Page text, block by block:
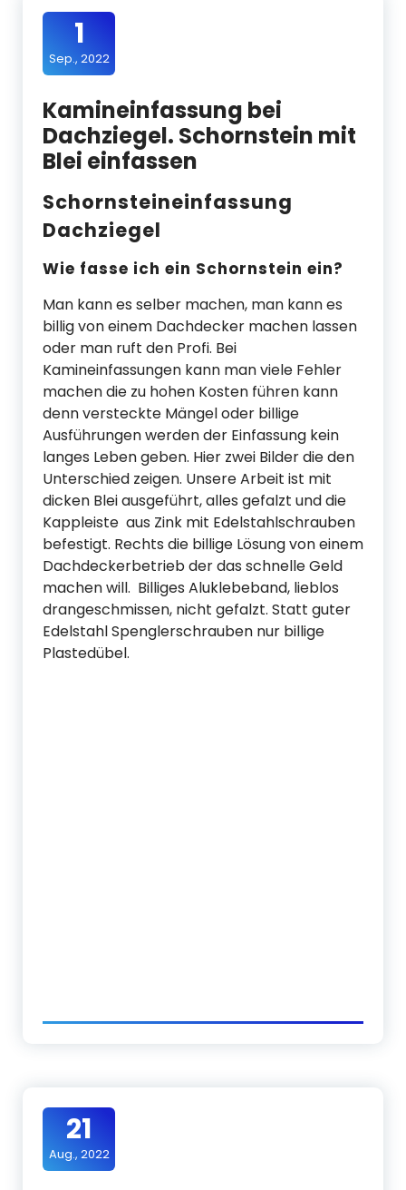
1
Sep., 2022
Kamineinfassung bei
Dachziegel. Schornstein mit
Blei einfassen
Schornsteineinfassung
Dachziegel
Wie fasse ich ein Schornstein ein?
Man kann es selber machen, man kann es
billig von einem Dachdecker machen lassen
oder man ruft den Profi. Bei
Kamineinfassungen kann man viele Fehler
machen die zu hohen Kosten führen kann
denn versteckte Mängel oder billige
Ausführungen werden der Einfassung kein
langes Leben geben. Hier zwei Bilder die den
Unterschied zeigen. Unsere Arbeit ist mit
dicken Blei ausgeführt, alles gefalzt und die
Kappleiste aus Zink mit Edelstahlschrauben
befestigt. Rechts die billige Lösung von einem
Dachdeckerbetrieb der das schnelle Geld
machen will. Billiges Aluklebeband, lieblos
drangeschmissen, nicht gefalzt. Statt guter
Edelstahl Spenglerschrauben nur billige
Plastedübel.
21
Aug., 2022